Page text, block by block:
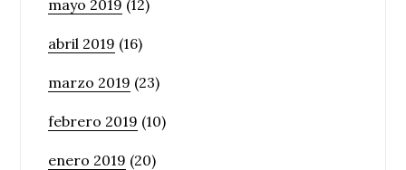
mayo 2019 (12)
abril 2019 (16)
marzo 2019 (23)
febrero 2019 (10)
enero 2019 (20)